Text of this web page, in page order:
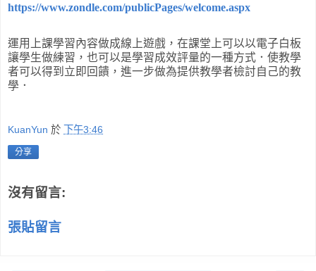
https://www.zondle.com/publicPages/welcome.aspx
運用上課學習內容做成線上遊戲，在課堂上可以以電子白板
讓學生做練習，也可以是學習成效評量的一種方式．使教學
者可以得到立即回饋，進一步做為提供教學者檢討自己的教
學．
KuanYun 於 下午3:46
分享
沒有留言:
張貼留言